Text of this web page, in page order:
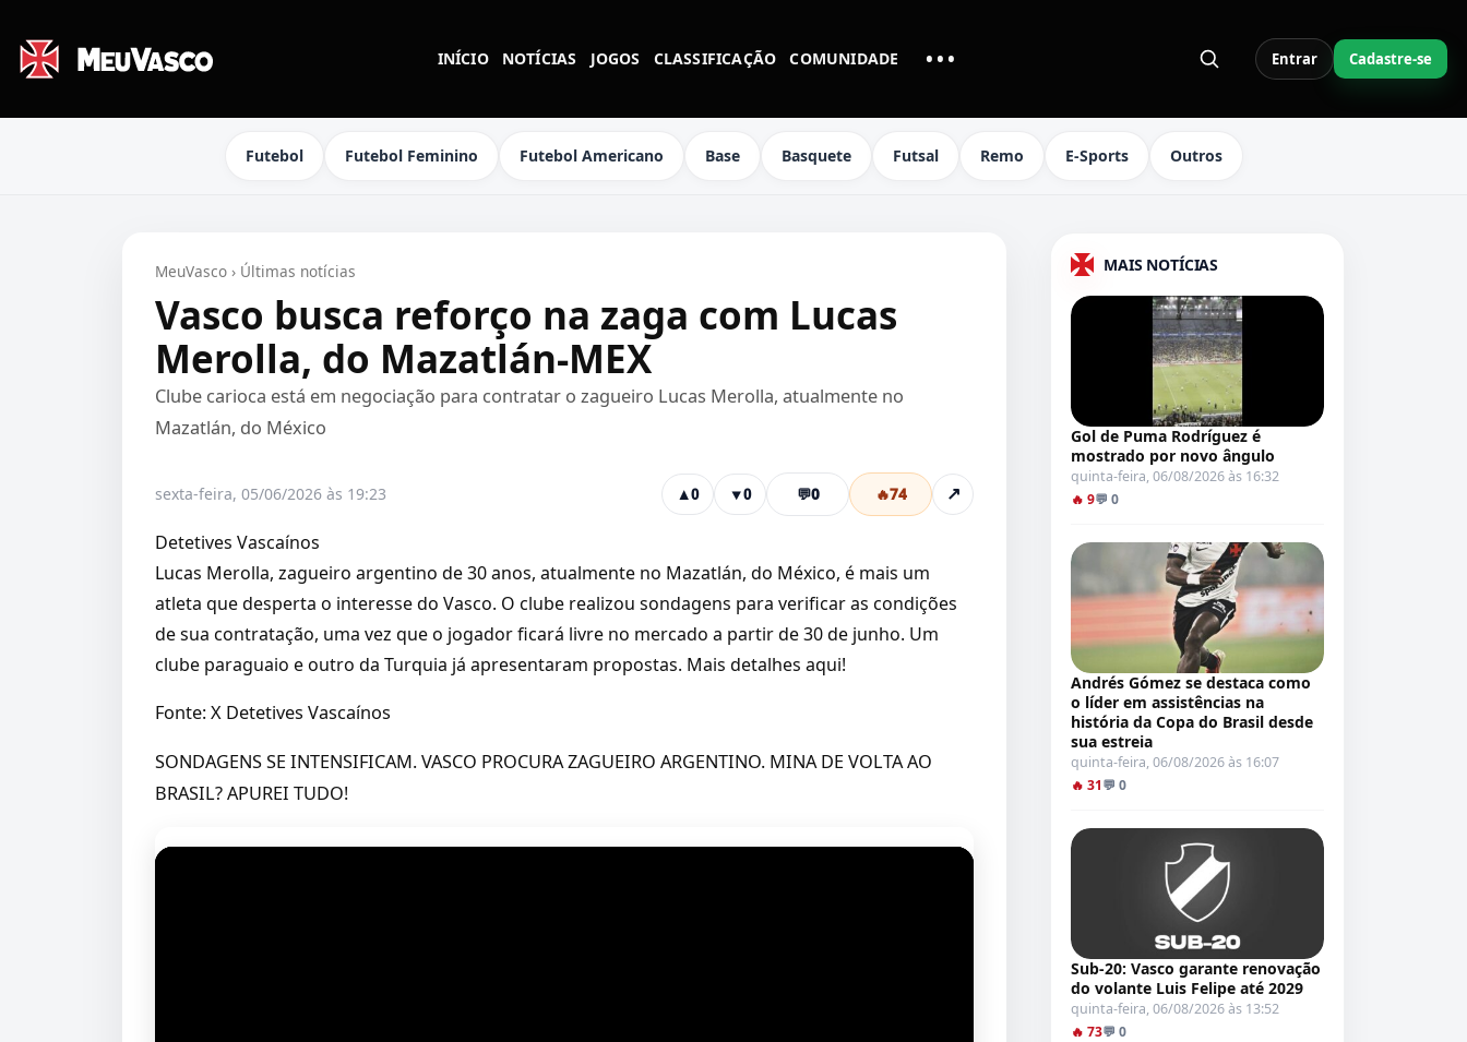
INÍCIO NOTÍCIAS JOGOS CLASSIFICAÇÃO COMUNIDADE •••MAIS LINKS DO MENU Entrar Cadastre-se
Futebol Futebol Feminino Futebol Americano Base Basquete Futsal Remo E-Sports Outros
MeuVasco › Últimas notícias
Vasco busca reforço na zaga com Lucas
Merolla, do Mazatlán-MEX
Clube carioca está em negociação para contratar o zagueiro Lucas Merolla, atualmente no
Mazatlán, do México
sexta-feira, 05/06/2026 às 19:23 ▲0 ▼0 💬0 🔥74 ↗
Detetives Vascaínos
Lucas Merolla, zagueiro argentino de 30 anos, atualmente no Mazatlán, do México, é mais um
atleta que desperta o interesse do Vasco. O clube realizou sondagens para verificar as condições
de sua contratação, uma vez que o jogador ficará livre no mercado a partir de 30 de junho. Um
clube paraguaio e outro da Turquia já apresentaram propostas. Mais detalhes aqui!
Fonte: X Detetives Vascaínos
SONDAGENS SE INTENSIFICAM. VASCO PROCURA ZAGUEIRO ARGENTINO. MINA DE VOLTA AO
BRASIL? APUREI TUDO!
MAIS NOTÍCIAS
Gol de Puma Rodríguez é
mostrado por novo ângulo
quinta-feira, 06/08/2026 às 16:32
🔥 9💬 0
Andrés Gómez se destaca como
o líder em assistências na
história da Copa do Brasil desde
sua estreia
quinta-feira, 06/08/2026 às 16:07
🔥 31💬 0
Sub-20: Vasco garante renovação
do volante Luis Felipe até 2029
quinta-feira, 06/08/2026 às 13:52
🔥 73💬 0